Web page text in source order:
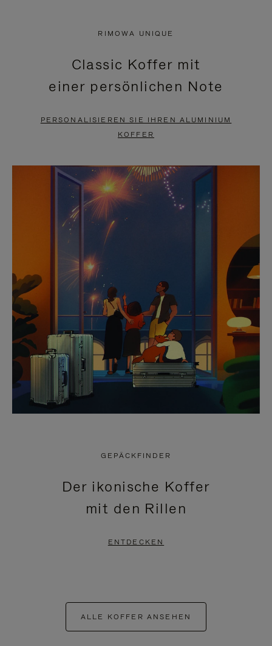
PAUSIERT,
BITTE
DRÜCKEN
ANZUHALTEN
KLICKEN
SIE
ZUM
AUFHEBEN
STUMMSCHALTUNG
RIMOWA UNIQUE
Classic Koffer mit
einer persönlichen Note
PERSONALISIEREN SIE IHREN ALUMINIUM
KOFFER
GEPÄCKFINDER
Der ikonische Koffer
mit den Rillen
ENTDECKEN
ALLE KOFFER ANSEHEN